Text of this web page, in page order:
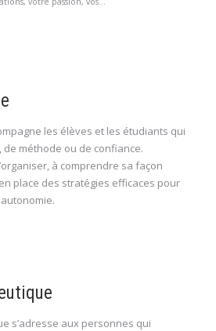
les élèves et les étudiants qui
méthode ou de confiance.
à comprendre sa façon
place des stratégies efficaces pour
s’adresse aux personnes qui